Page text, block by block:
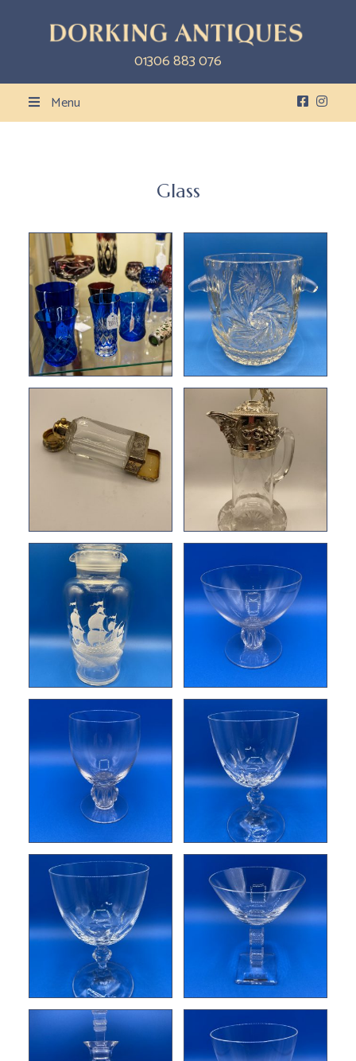
01306 883 076
Menu
Glass